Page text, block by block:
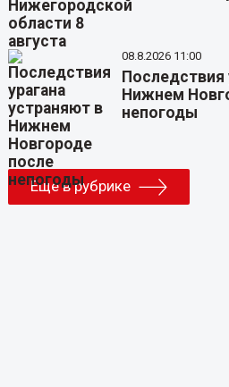
08.8.2026 11:00
Последствия
Нижнем
непогоды
Еще в рубрике